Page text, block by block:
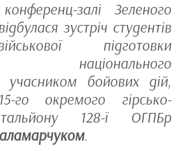
залі Зеленого
зустріч студентів
підготовки
національного
учасником бойових дій,
го окремого гірсько-
128-ї ОГПБр
.